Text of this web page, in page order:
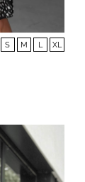
S M L XL